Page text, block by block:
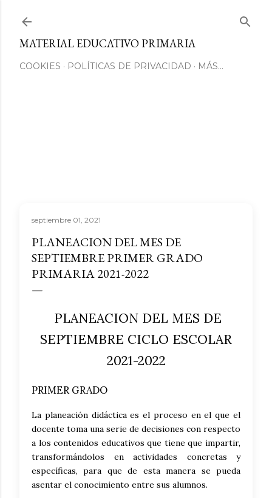
MATERIAL EDUCATIVO PRIMARIA
COOKIES POLÍTICAS DE PRIVACIDAD MÁS…
septiembre 01, 2021
PLANEACION DEL MES DE
SEPTIEMBRE PRIMER GRADO
PRIMARIA 2021-2022
PLANEACION DEL MES DE
SEPTIEMBRE CICLO ESCOLAR
2021-2022
PRIMER GRADO
La planeación didáctica es el proceso en el que el
docente toma una serie de decisiones con respecto
a los contenidos educativos que tiene que impartir,
transformándolos en actividades concretas y
específicas, para que de esta manera se pueda
asentar el conocimiento entre sus alumnos.